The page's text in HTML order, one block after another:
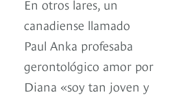
En otros lares, un
canadiense llamado
Paul Anka profesaba
gerontológico amor por
Diana «soy tan joven y